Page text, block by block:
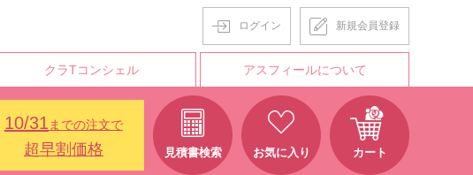
ログイン 新規会員登録
クラTコンシェル アスフィールについて
10/31 までの注文で
超早割価格 見積書検索 お気に入り カート